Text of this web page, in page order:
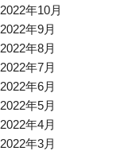
2022年10月
2022年9月
2022年8月
2022年7月
2022年6月
2022年5月
2022年4月
2022年3月